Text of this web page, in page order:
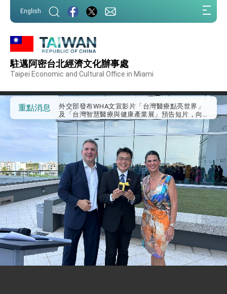
English
駐邁阿密台北經濟文化辦事處
Taipei Economic and Cultural Office in Miami
重點消息
外交部重要言論
我國政府將在美國亞利桑納州設立「駐鳳凰城辦
事處」，進一步深化台美交流合作
經驗為亞太醫療照護發展開創新里程碑
外交部發布WHA文宣影片「台灣醫療點亮世界」
及「台灣智慧醫療與健康產業展」預告短片，向
世界展現台灣守護全球健康的創新能量
總統出訪史瓦帝尼返國談話 強調臺灣人有權利
走向世界 盼與理念相近國家共同維護國際秩序
堅定走向世界 賴總統抵達史瓦帝尼王國進行國是
總統與五院院長新春茶敘 盼化分歧為團結、為
國家邁出合作第一步
總統農曆春節談話
台美貿易協議完成簽署達成6大目標、創5大歷史
性突破 總統強調將以3大面向加速臺灣經濟轉型
升級 籲請立院全力支持並盡速通過
臺美簽署「對等貿易協定」確立對等關稅15%且不
疊加 我輸美2072項產品豁免對等關稅
總統接受「法新社」（AFP）專訪內容
外交部長林佳龍於《外交事務》撰文指出：自由